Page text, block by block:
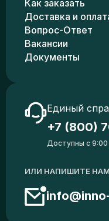
Как заказать
Доставка и
Вопрос-Ответ
Вакансии
Документы
Единый
+7 (800)
Доступны с 9:00
ИЛИ НАПИШИТЕ